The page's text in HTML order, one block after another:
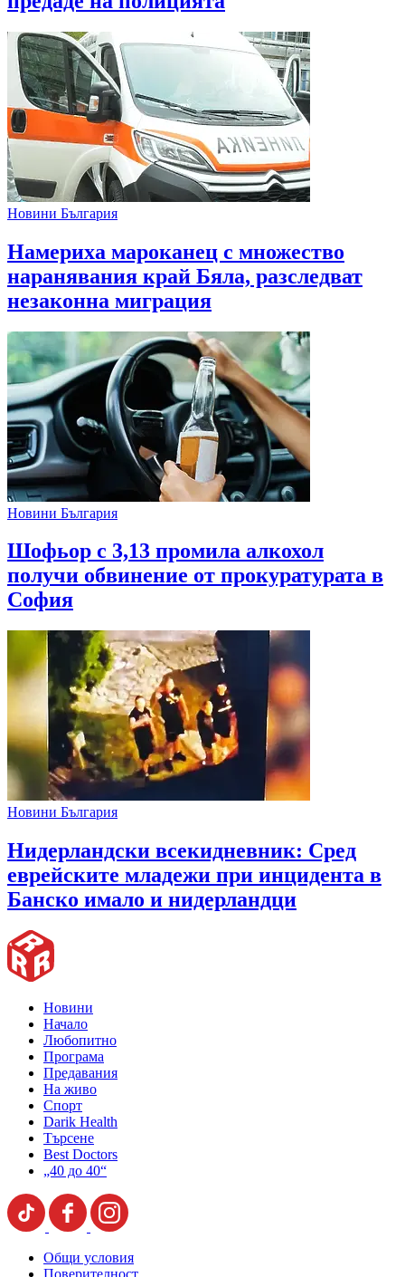
Новини България
Намериха мароканец с множество
наранявания край Бяла, разследват
незаконна миграция
Новини България
Шофьор с 3,13 промила алкохол
получи обвинение от прокуратурата в
София
Новини България
Нидерландски всекидневник: Сред
еврейските младежи при инцидента в
Банско имало и нидерландци
Новини
Начало
Любопитно
Програма
Предавания
На живо
Спорт
Darik Health
Търсене
Best Doctors
„40 до 40“
Общи условия